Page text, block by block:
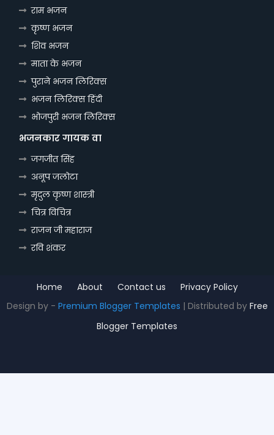
राम भजन
कृष्ण भजन
शिव भजन
माता के भजन
पुराने भजन लिरिक्स
भजन लिरिक्स हिंदी
भोजपुरी भजन लिरिक्स
भजनकार गायक वा
जगजीत सिंह
अनूप जलोटा
मृदुल कृष्ण शास्त्री
चित्र विचित्र
राजन जी महाराज
रवि शंकर
Home About Contact us
Privacy Policy
Design by - Premium Blogger Templates | Distributed by Free
Blogger Templates